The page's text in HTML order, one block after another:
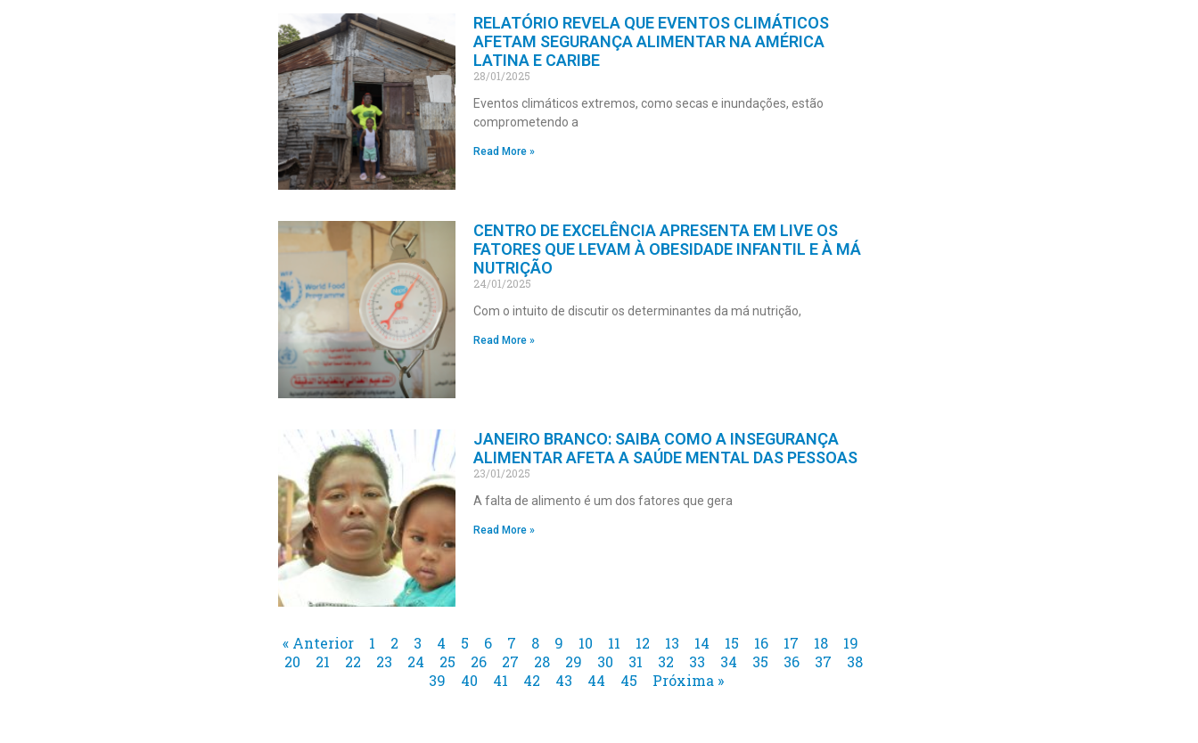
RELATÓRIO REVELA QUE EVENTOS CLIMÁTICOS
AFETAM SEGURANÇA ALIMENTAR NA AMÉRICA
LATINA E CARIBE
28/01/2025
Eventos climáticos extremos, como secas e inundações, estão
comprometendo a
Read More »
CENTRO DE EXCELÊNCIA APRESENTA EM LIVE OS
FATORES QUE LEVAM À OBESIDADE INFANTIL E À MÁ
NUTRIÇÃO
24/01/2025
Com o intuito de discutir os determinantes da má nutrição,
Read More »
JANEIRO BRANCO: SAIBA COMO A INSEGURANÇA
ALIMENTAR AFETA A SAÚDE MENTAL DAS PESSOAS
23/01/2025
A falta de alimento é um dos fatores que gera
Read More »
« Anterior 1 2 3 4 5 6 7 8 9 10 11 12 13 14 15 16 17 18
19
20
21 22 23 24 25 26 27 28 29 30 31 32 33 34 35 36 37
38
39
40 41 42 43 44 45 Próxima »